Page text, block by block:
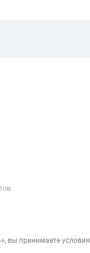
вы принимаете условия